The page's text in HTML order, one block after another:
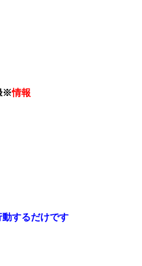
※情報
するだけです